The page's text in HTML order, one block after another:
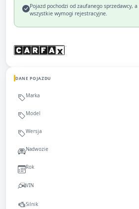
Pojazd pochodzi od zaufanego sprzedawcy, a
wszystkie wymogi rejestracyjne.
DANE POJAZDU
Marka
Model
Wersja
Nadwozie
Rok
VIN
Silnik